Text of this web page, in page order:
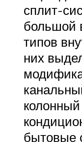
сплит-
большой
типов
них
бытовые